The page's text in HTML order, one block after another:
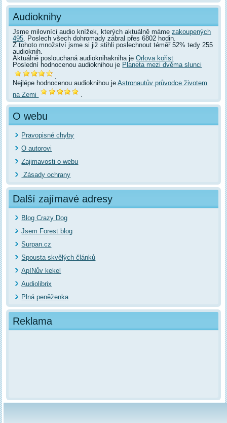
Audioknihy
Jsme milovníci audio knížek, kterých aktuálně mámezakoupených
495. Poslech všech dohromady zabral přes 6802 hodin.
Z tohoto množství jsme si již stihli poslechnout téměř 52% tedy 255
audioknih.
Aktuálně poslouchaná audioknihakniha jeOrlova kořist
Poslední hodnocenou audioknihou je Planeta mezi dvěma slunci
.
Nejlépe hodnocenou audioknihou jeAstronautův průvodce životem
na Zemi
O webu
Pravopisné chyby
O autorovi
Zajimavosti o webu
Zásady ochrany
Další zajímavé adresy
Blog Crazy Dog
Jsem Forest blog
Surpan.cz
Spousta skvělých článků
ApINův kekel
Audiolibrix
Plná peněženka
Reklama